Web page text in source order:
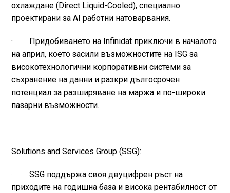
охлаждане (Direct Liquid-Cooled), специално
проектирани за AI работни натоварвания.
· Придобиването на Infinidat приключи в началото
на април, което засили възможностите на ISG за
високотехнологични корпоративни системи за
съхранение на данни и разкри дългосрочен
потенциал за разширяване на маржа и по-широки
пазарни възможности.
Solutions and Services Group (SSG):
· SSG поддържа своя двуцифрен ръст на
приходите на годишна база и висока рентабилност от